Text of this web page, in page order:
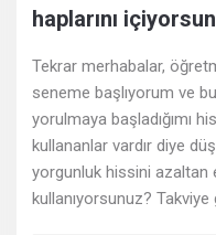
Deneyimleri
En
sonuncu
Sorular
haplarını
Tekrar merhabalar,
seneme başlıyorum ve
yorulmaya başladığımı
kullananlar vardır diye
yorgunluk hissini azaltan
kullanıyorsunuz? Takviye